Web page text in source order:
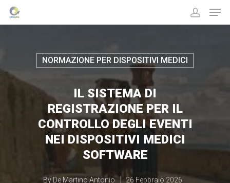
Hit enter to search or ESC to close
NORMAZIONE PER DISPOSITIVI MEDICI
IL SISTEMA DI
REGISTRAZIONE PER IL
CONTROLLO DEGLI EVENTI
NEI DISPOSITIVI MEDICI
SOFTWARE
By De Martino Antonio
26 Febbraio 2026